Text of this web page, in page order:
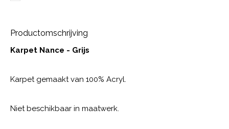
Productomschrijving
Karpet Nance - Grijs
Karpet gemaakt van 100% Acryl.
Niet beschikbaar in maatwerk.